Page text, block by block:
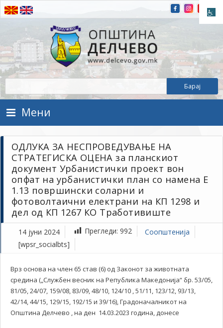
Прескокнете на содржината
Општина Делчево
Општина Делчево
Мени
ОДЛУКА ЗА НЕСПРОВЕДУВАЊЕ НА
СТРАТЕГИСКА ОЦЕНА за планскиот
документ Урбанистички проект вон
опфат на урбанистички план со намена Е
1.13 површински соларни и
фотоволтаични електрани на КП 1298 и
дел од КП 1267 КО Тработивиште
14 јуни 2024 Прегледи: 992
Соопштенија
[wpsr_socialbts]
Врз основа на член 65 став (6) од Законот за животната
средина („Службен весник на Република Македонија“ бр. 53/05,
81/05, 24/07, 159/08, 83/09, 48/10, 124/10 , 51/11, 123/12, 93/13,
42/14, 44/15, 129/15, 192/15 и 39/16), Градоначалникот на
Општина Делчево , на ден 14.03.2023 година, донесе